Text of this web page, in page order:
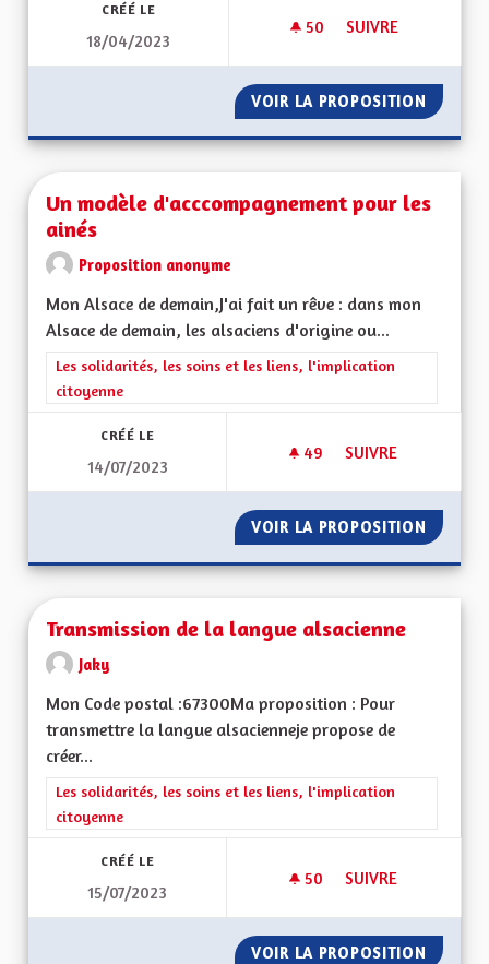
CRÉÉ LE
18/04/2023
50 50 ABONNÉS
SUIVRE
VOIR LA PROPOSITION
Un modèle d'acccompagnement pour les
ainés
Proposition anonyme
Mon Alsace de demain,J'ai fait un rêve : dans mon
Alsace de demain, les alsaciens d'origine ou...
Filtrer les résultats de la catégorie : Les solidarités, les soins
Les solidarités, les soins et les liens, l'implication
citoyenne
CRÉÉ LE
14/07/2023
49 49 ABONNÉS
SUIVRE
VOIR LA PROPOSITION UN
Transmission de la langue alsacienne
Jaky
Mon Code postal :67300Ma proposition : Pour
transmettre la langue alsacienneje propose de
créer...
Filtrer les résultats de la catégorie : Les solidarités, les soins
Les solidarités, les soins et les liens, l'implication
citoyenne
CRÉÉ LE
15/07/2023
50 50 ABONNÉS
SUIVRE
VOIR LA PROPOSITION